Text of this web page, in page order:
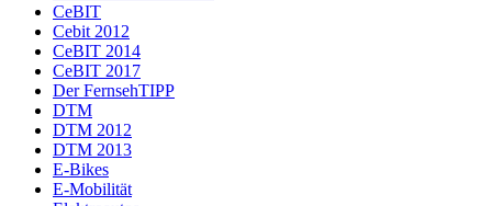
CeBIT
Cebit 2012
CeBIT 2014
CeBIT 2017
Der FernsehTIPP
DTM
DTM 2012
DTM 2013
E-Bikes
E-Mobilität